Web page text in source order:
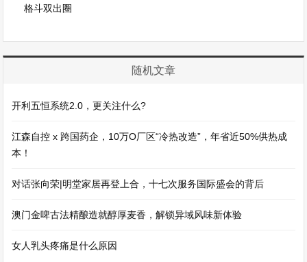
格斗双出圈
随机文章
开利五恒系统2.0，更关注什么?
江森自控 x 跨国药企，10万O厂区“冷热改造”，年省近50%供热成
本！
对话张向荣|明堂家居再登上合，十七次服务国际盛会的背后
澳门金啤古法精酿造就醇厚麦香，解锁异域风味新体验
女人乳头疼痛是什么原因